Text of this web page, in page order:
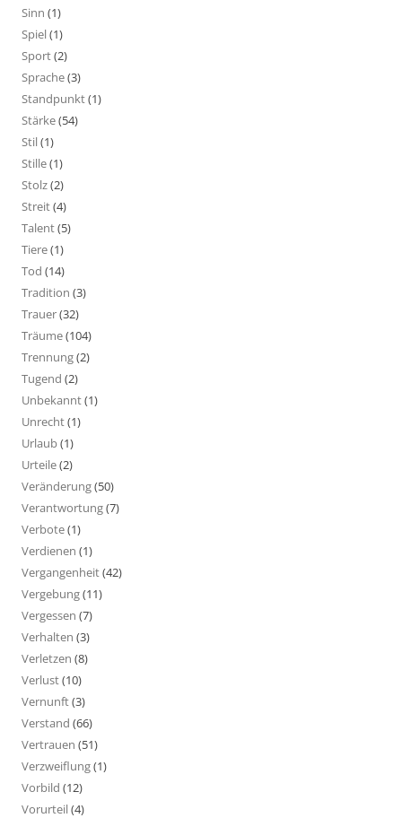
Sinn (1)
Spiel(1)
Sport(2)
Sprache(3)
Standpunkt(1)
Stärke(54)
Stil(1)
Stille(1)
Stolz(2)
Streit(4)
Talent(5)
Tiere(1)
Tod (14)
Tradition (3)
Trauer(32)
Träume(104)
Trennung(2)
Tugend (2)
Unbekannt(1)
Unrecht(1)
Urlaub(1)
Urteile(2)
Veränderung(50)
Verantwortung(7)
Verbote(1)
Verdienen (1)
Vergangenheit(42)
Vergebung(11)
Vergessen (7)
Verhalten (3)
Verletzen (8)
Verlust(10)
Vernunft(3)
Verstand (66)
Vertrauen (51)
Verzweiflung(1)
Vorbild (12)
Vorurteil(4)